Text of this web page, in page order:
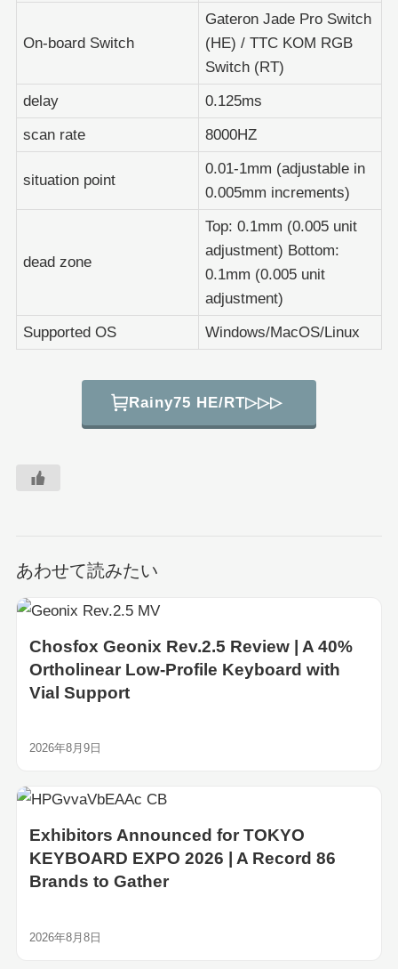
On-board Switch
Gateron Jade Pro Switch
(HE) / TTC KOM RGB
Switch (RT)
delay
0.125ms
scan rate
8000HZ
situation point
0.01-1mm (adjustable in
0.005mm increments)
dead zone
Top: 0.1mm (0.005 unit
adjustment) Bottom:
0.1mm (0.005 unit
adjustment)
Supported OS
Windows/MacOS/Linux
Rainy75 HE/RT▷▷▷
あわせて読みたい
Chosfox Geonix Rev.2.5 Review | A 40%
Ortholinear Low-Profile Keyboard with
Vial Support
2026年8月9日
Exhibitors Announced for TOKYO
KEYBOARD EXPO 2026 | A Record 86
Brands to Gather
2026年8月8日